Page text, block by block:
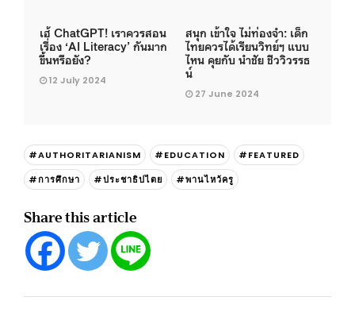
เฮ้ ChatGPT! เราควรสอน
เรื่อง ‘AI Literacy’ กันมาก
ขึ้นหรือยัง?
12 July 2024
สนุก เข้าใจ ไม่ท่องจำ: เด็ก
ไทยควรได้เรียนวิทย์ฯ แบบ
ไหน คุยกับ นำชัย ชีววิวรรธ
น์
27 June 2024
#AUTHORITARIANISM #EDUCATION
#FEATURED
#การศึกษา
#ประชาธิปไตย #พานไหว้ครู
Share this article